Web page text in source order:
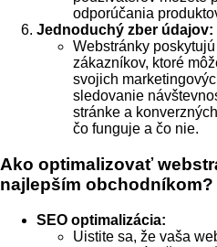
odporúčania
Jednoduchý zber údajov:
Webstránky
zákazníkov, ktoré
svojich
sledovanie
stránke a
čo funguje a čo nie.
Ako optimalizovať
najlepším obchodníkom?
SEO optimalizácia:
Uistite sa, že vaša